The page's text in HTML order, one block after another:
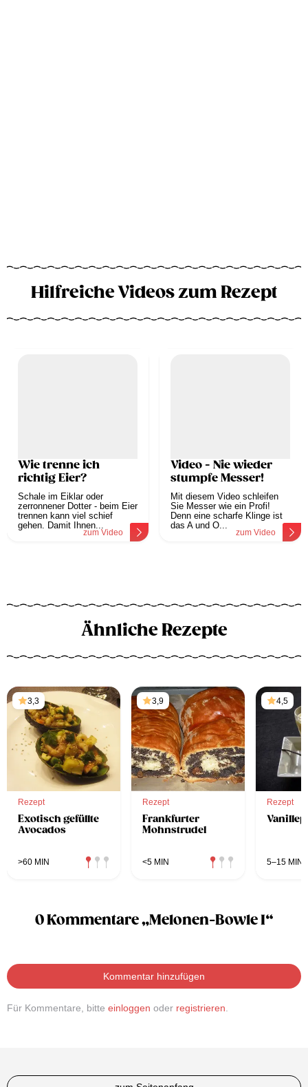
Hilfreiche Videos zum Rezept
Wie trenne ich
richtig Eier?
Schale im Eiklar oder
zerronnener Dotter - beim Eier
trennen kann viel schief
gehen. Damit Ihnen...
zum Video
Video - Nie wieder
stumpfe Messer!
Mit diesem Video schleifen
Sie Messer wie ein Profi!
Denn eine scharfe Klinge ist
das A und O...
zum Video
Ähnliche Rezepte
3,3
Rezept
Exotisch gefüllte
Avocados
>60 MIN
3,9
Rezept
Frankfurter
Mohnstrudel
<5 MIN
4,5
Rezept
5–15 MIN
0 Kommentare „Melonen-Bowle I“
Kommentar hinzufügen
Für Kommentare, bitte einloggen oder registrieren.